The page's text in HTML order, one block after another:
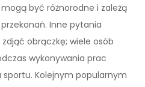
być różnorodne i zależą
Inne pytania
obrączkę; wiele osób
wykonywania prac
Kolejnym popularnym